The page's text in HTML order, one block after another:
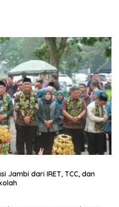
Jambi dari IRET, TCC, dan